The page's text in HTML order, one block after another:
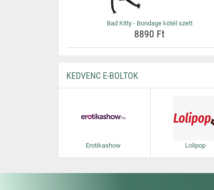
Bad Kitty - Bondage kötél szett
8890 Ft
KEDVENC E-BOLTOK
Erotikashow Lolipop